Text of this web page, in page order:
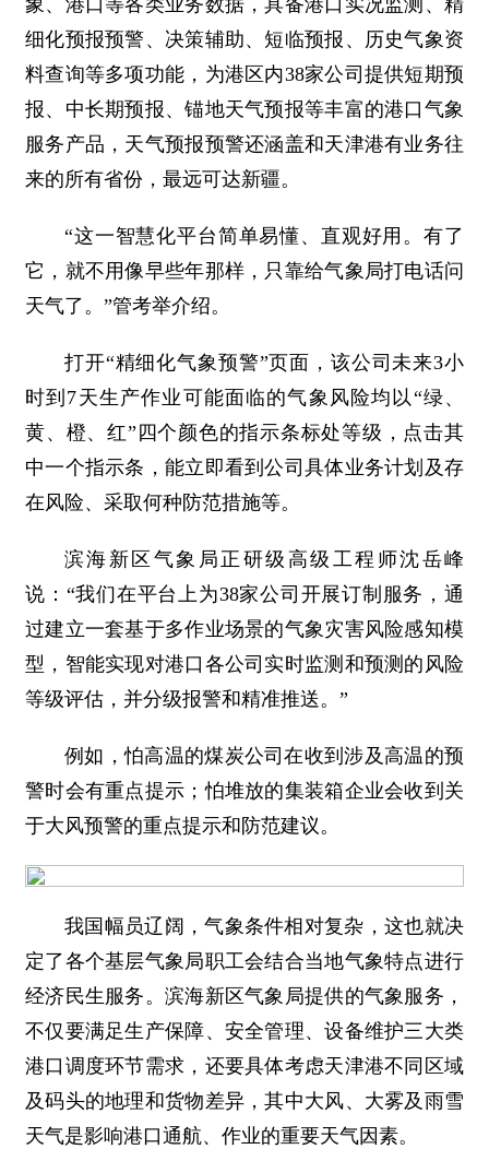
象、港口等各类业务数据，具备港口实况监测、精
细化预报预警、决策辅助、短临预报、历史气象资
料查询等多项功能，为港区内38家公司提供短期预
报、中长期预报、锚地天气预报等丰富的港口气象
服务产品，天气预报预警还涵盖和天津港有业务往
来的所有省份，最远可达新疆。
“这一智慧化平台简单易懂、直观好用。有了
它，就不用像早些年那样，只靠给气象局打电话问
天气了。”管考举介绍。
打开“精细化气象预警”页面，该公司未来3小
时到7天生产作业可能面临的气象风险均以“绿、
黄、橙、红”四个颜色的指示条标处等级，点击其
中一个指示条，能立即看到公司具体业务计划及存
在风险、采取何种防范措施等。
滨海新区气象局正研级高级工程师沈岳峰
说：“我们在平台上为38家公司开展订制服务，通
过建立一套基于多作业场景的气象灾害风险感知模
型，智能实现对港口各公司实时监测和预测的风险
等级评估，并分级报警和精准推送。”
例如，怕高温的煤炭公司在收到涉及高温的预
警时会有重点提示；怕堆放的集装箱企业会收到关
于大风预警的重点提示和防范建议。
我国幅员辽阔，气象条件相对复杂，这也就决
定了各个基层气象局职工会结合当地气象特点进行
经济民生服务。滨海新区气象局提供的气象服务，
不仅要满足生产保障、安全管理、设备维护三大类
港口调度环节需求，还要具体考虑天津港不同区域
及码头的地理和货物差异，其中大风、大雾及雨雪
天气是影响港口通航、作业的重要天气因素。